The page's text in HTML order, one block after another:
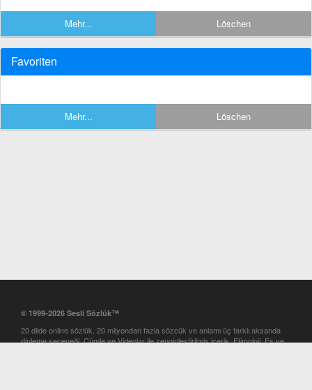
Mehr... Löschen
Favoriten
Mehr... Löschen
© 1999-2026 Sesli Sözlük™
20 dilde online sözlük. 20 milyondan fazla sözcük ve anlamı üç farklı aksanda
dinleme seçeneği. Cümle ve Videolar ile zenginleştirilmiş içerik. Etimoloji, Eş ve